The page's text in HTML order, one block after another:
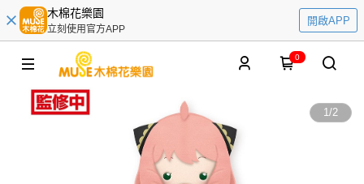
木棉花樂園
立刻使用官方APP
開啟APP
0
1/2